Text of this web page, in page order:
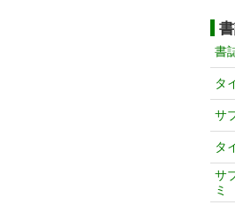
書
タ
サ
タ
サ
ミ